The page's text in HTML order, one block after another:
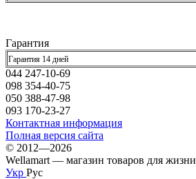
Гарантия
Гарантия 14 дней
044 247-10-69
098 354-40-75
050 388-47-98
093 170-23-27
Контактная информация
Полная версия сайта
© 2012—2026
Wellamart — магазин товаров для жизни
Укр Рус